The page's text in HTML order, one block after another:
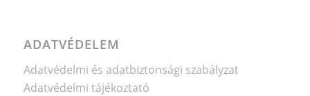
ADATVÉDELEM
Adatvédelmi és adatbiztonsági szabályzat
Adatvédelmi tájékoztató